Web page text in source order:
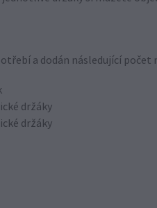
a dodán následující počet
držáky
držáky